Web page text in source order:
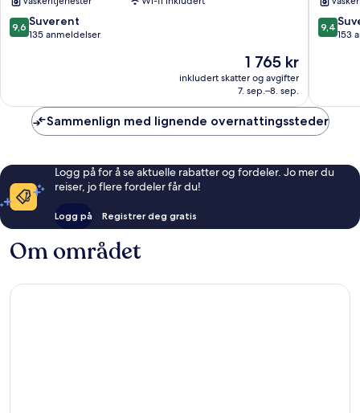
Alicante
bysentrum
9.6
av
9,6 Suverent
135 anmeldelser
Prisen
1 765 kr
1 765 kr
inkludert skatter og avgifter
7. sep.–8. sep.
9.4
av
9,4
153
Sammenlign med lignende overnattingssteder
Logg på for å se aktuelle rabatter og fordeler. Jo mer du
reiser, jo flere fordeler får du!
Logg på Registrer deg gratis
Om området